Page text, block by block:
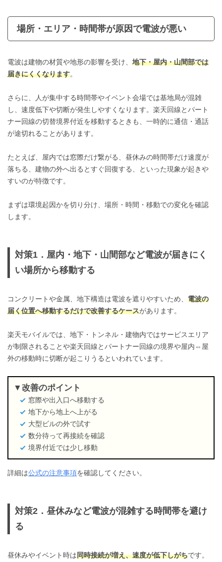
場所・エリア・時間帯が原因で電波が悪い
電波は建物の材質や地形の影響を受け、 地下・屋内・山間部では
届きにくくなります。
さらに、人が集中する時間帯やイベント会場では基地局が混雑
し、速度低下や切断が発生しやすくなります。楽天回線とパート
ナー回線の切替境界付近を移動するときも、一時的に通信・通話
が途切れることがあります。
たとえば、屋内では窓際だけ繋がる、昼休みの時間帯だけ速度が
落ちる、建物の外へ出るとすぐ回復する、といった現象が起きや
すいのが特徴です。
まずは環境起因かを切り分け、場所・時間・移動での変化を確認
します。
対策1．屋内・地下・山間部など電波が届きにく
い場所から移動する
コンクリートや金属、地下構造は電波を遮りやすいため、 電波の
届く位置へ移動するだけで改善するケースがあります。
楽天モバイルでは、地下・トンネル・建物内ではサービスエリア
が制限されることや楽天回線とパートナー回線の境界や屋内⇔屋
外の移動時に切断が起こりうるといわれています。
改善のポイント
窓際や出入口へ移動する
地下から地上へ上がる
大型ビルの外で試す
数分待って再接続を確認
境界付近では少し移動
詳細は公式の注意事項を確認してください。
対策2．昼休みなど電波が混雑する時間帯を避け
る
昼休みやイベント時は同時接続が増え、速度が低下しがちです。